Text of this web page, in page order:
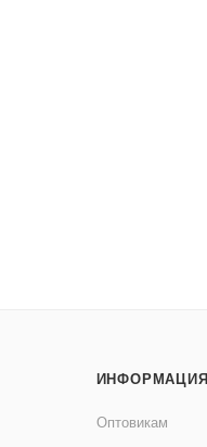
ИНФОРМАЦИЯ
Оптовикам